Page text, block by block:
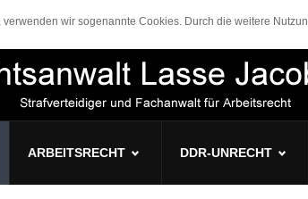
wir sogenannte Cookies. Durch die weitere
ARBEITSRECHT DDR-UNRECHT